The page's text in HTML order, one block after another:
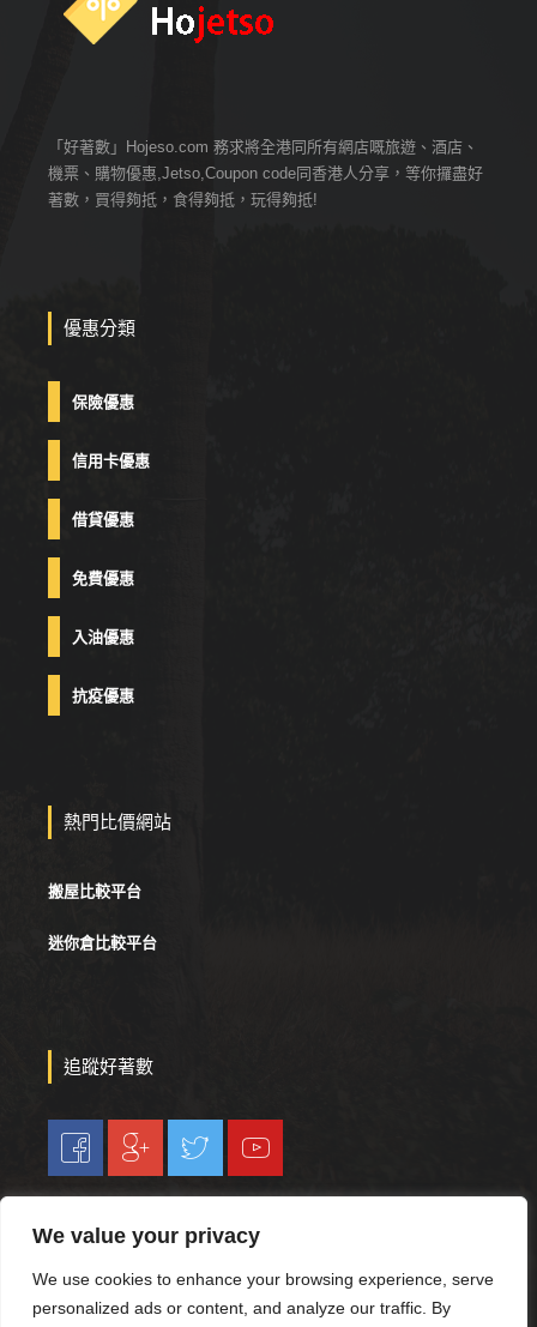
We value your privacy
We use cookies to enhance your browsing experience, serve
personalized ads or content, and analyze our traffic. By
「好著數」Hojeso.com 務求將全港同所有網店嘅旅遊、酒店、
機票、購物優惠,Jetso,Coupon code同香港人分享，等你攞盡好
著數，買得夠抵，食得夠抵，玩得夠抵!
優惠分類
保險優惠
信用卡優惠
借貸優惠
免費優惠
入油優惠
抗疫優惠
熱門比價網站
搬屋比較平台
迷你倉比較平台
追蹤好著數
Ranking First